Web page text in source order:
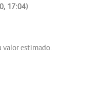
17:04)
valor estimado.